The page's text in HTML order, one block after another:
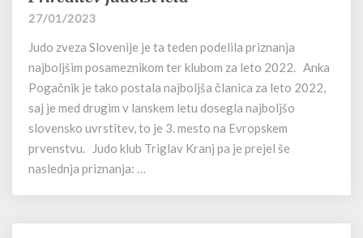
judoist
27/01/2023
Judo zveza Slovenije je ta teden podelila priznanja
najboljšim posameznikom ter klubom za leto 2022. Anka
Pogačnik je tako postala najboljša članica za leto 2022,
saj je med drugim v lanskem letu dosegla najboljšo
slovensko uvrstitev, to je 3. mesto na Evropskem
prvenstvu. Judo klub Triglav Kranj pa je prejel še
naslednja priznanja: …